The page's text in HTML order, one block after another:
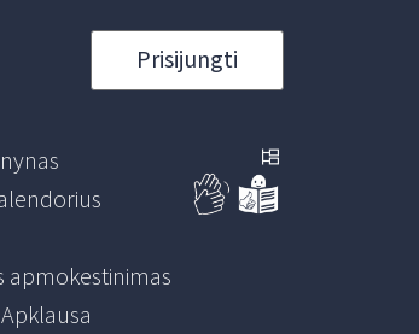
Prisijungti
apmokestinimas